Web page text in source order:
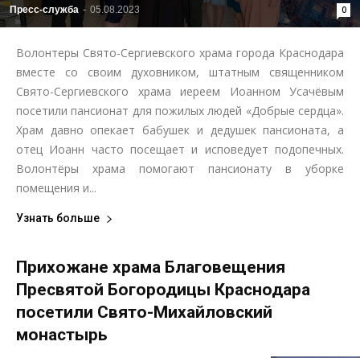
Пресс-служба - 05.08.2023 0
Волонтеры Свято-Сергиевского храма города Краснодара
вместе со своим духовником, штатным священником
Свято-Сергиевского храма иереем Иоанном Усачёвым
посетили пансионат для пожилых людей «Добрые сердца».
Храм давно опекает бабушек и дедушек пансионата, а
отец Иоанн часто посещает и исповедует подопечных.
Волонтёры храма помогают пансионату в уборке
помещения и...
Узнать больше
Прихожане храма Благовещения
Пресвятой Богородицы Краснодара
посетили Свято-Михайловский
монастырь